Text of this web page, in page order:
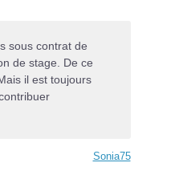
sous contrat de
de stage. De ce
il est toujours
Sonia75